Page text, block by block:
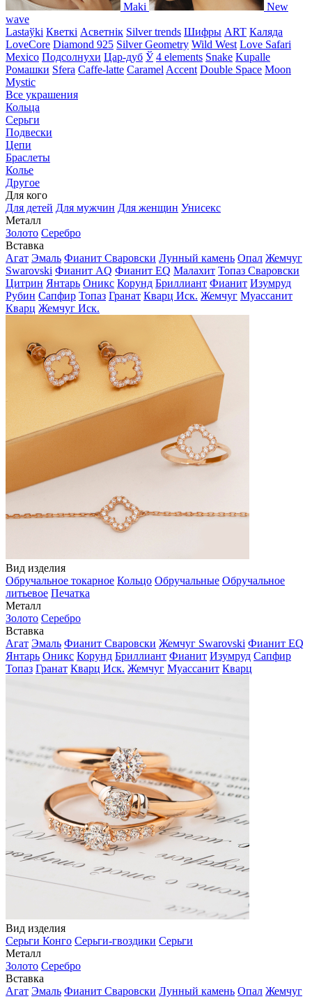
Maki
New
wave
Lastaўki Кветкі Асветнiк Silver trends Шифры ART Каляда
LoveCore Diamond 925 Silver Geometry Wild West Love Safari
Mexico Подсолнухи Цар-дуб Ў 4 elements Snake Kupalle
Ромашки Sfera Caffe-latte Caramel Accent Double Space Moon
Mystic
Все украшения
Кольца
Серьги
Подвески
Цепи
Браслеты
Колье
Другое
Для кого
Для детей Для мужчин Для женщин Унисекс
Металл
Золото Серебро
Вставка
Агат Эмаль Фианит Сваровски Лунный камень Опал Жемчуг
Swarovski Фианит AQ Фианит EQ Малахит Топаз Сваровски
Цитрин Янтарь Оникс Корунд Бриллиант Фианит Изумруд
Рубин Сапфир Топаз Гранат Кварц Иск. Жемчуг Муассанит
Кварц Жемчуг Иск.
Вид изделия
Обручальное токарное Кольцо Обручальные Обручальное
литьевое Печатка
Металл
Золото Серебро
Вставка
Агат Эмаль Фианит Сваровски Жемчуг Swarovski Фианит EQ
Янтарь Оникс Корунд Бриллиант Фианит Изумруд Сапфир
Топаз Гранат Кварц Иск. Жемчуг Муассанит Кварц
Вид изделия
Серьги Конго Серьги-гвоздики Серьги
Металл
Золото Серебро
Вставка
Агат Эмаль Фианит Сваровски Лунный камень Опал Жемчуг